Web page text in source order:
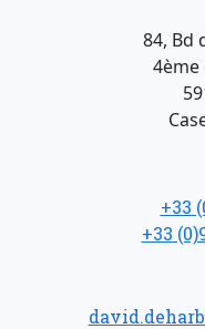
84, Bd
4ème
+33
+33